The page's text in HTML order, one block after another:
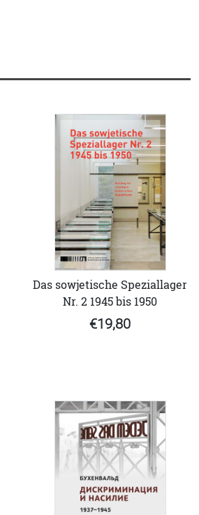
Das sowjetische Speziallager
Nr. 2 1945 bis 1950
€19,80